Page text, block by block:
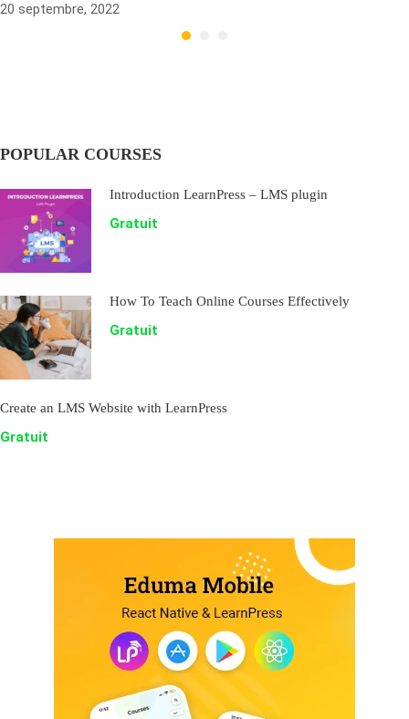
20 septembre, 2022
POPULAR COURSES
Introduction LearnPress – LMS plugin
Gratuit
How To Teach Online Courses Effectively
Gratuit
Create an LMS Website with LearnPress
Gratuit